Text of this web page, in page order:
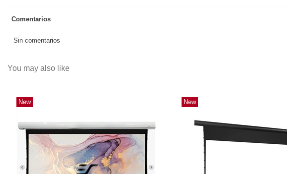
Comentarios
Sin comentarios
You may also like
New New